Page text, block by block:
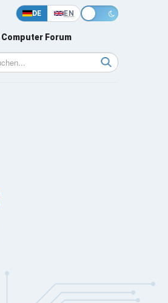
DE EN
Computer Forum